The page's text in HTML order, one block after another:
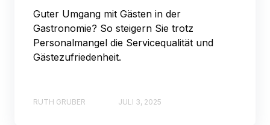
Guter Umgang mit Gästen in der
Gastronomie? So steigern Sie trotz
Personalmangel die Servicequalität und
Gästezufriedenheit.
RUTH GRUBER JULI 3, 2025